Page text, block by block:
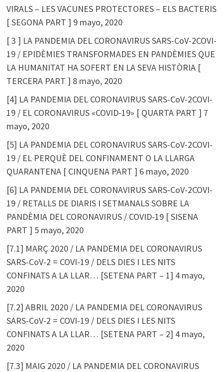
VIRALS – LES VACUNES PROTECTORES – ELS BACTERIS
[ SEGONA PART ] 9 mayo, 2020
[ 3 ] LA PANDEMIA DEL CORONAVIRUS SARS-CoV-2COVI-
19 / EPIDÈMIES TRANSFORMADES EN PANDÈMIES QUE
LA HUMANITAT HA SOFERT EN LA SEVA HISTÒRIA [
TERCERA PART ] 8 mayo, 2020
[4] LA PANDEMIA DEL CORONAVIRUS SARS-CoV-2COVI-
19 / EL CORONAVIRUS «COVID-19» [ QUARTA PART ] 7
mayo, 2020
[5] LA PANDEMIA DEL CORONAVIRUS SARS-CoV-2COVI-
19 / EL PERQUÈ DEL CONFINAMENT O LA LLARGA
QUARANTENA [ CINQUENA PART ] 6 mayo, 2020
[6] LA PANDEMIA DEL CORONAVIRUS SARS-CoV-2COVI-
19 / RETALLS DE DIARIS I SETMANALS SOBRE LA
PANDÈMIA DEL CORONAVIRUS / COVID-19 [ SISENA
PART ] 5 mayo, 2020
[7.1] MARÇ 2020 / LA PANDEMIA DEL CORONAVIRUS
SARS-CoV-2 = COVI-19 / DELS DIES I LES NITS
CONFINATS A LA LLAR… [SETENA PART – 1] 4 mayo,
2020
[7.2] ABRIL 2020 / LA PANDEMIA DEL CORONAVIRUS
SARS-CoV-2 = COVI-19 / DELS DIES I LES NITS
CONFINATS A LA LLAR… [SETENA PART – 2] 4 mayo,
2020
[7.3] MAIG 2020 / LA PANDEMIA DEL CORONAVIRUS